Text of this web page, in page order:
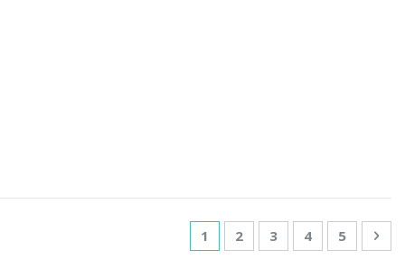
Pagina
Attualmente stai leggendo la
1 Pagina
2 Pagina
3 Pagina
4 Pagina
5